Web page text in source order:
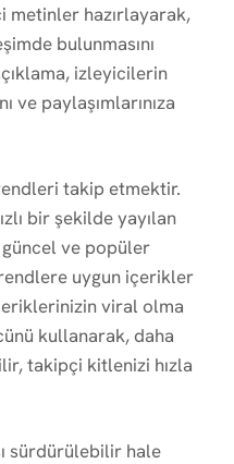
metinler hazırlayarak,
bulunmasını
izleyicilerin
ve paylaşımlarınıza
takip etmektir.
bir şekilde yayılan
ve popüler
uygun içerikler
viral olma
kullanarak, daha
takipçi kitlenizi hızla
sürdürülebilir hale